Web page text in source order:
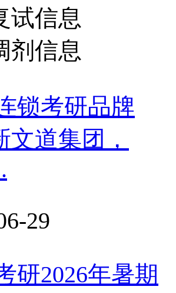
试信息
剂信息
锁考研品牌
道集团，
29
研2026年暑期